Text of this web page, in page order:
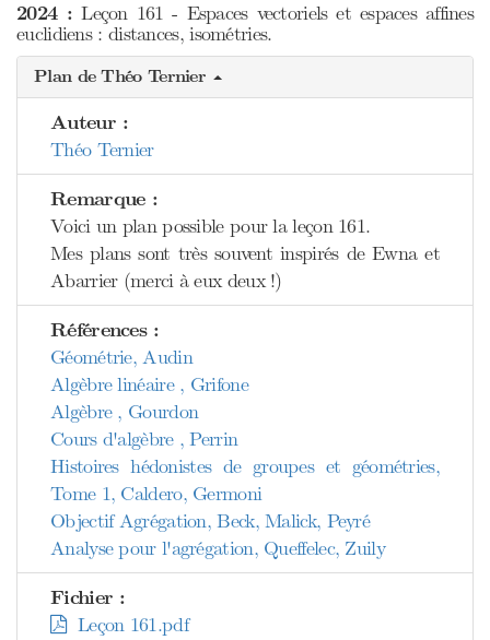
2024 : Leçon 161 - Espaces vectoriels et espaces affines
euclidiens : distances, isométries.
Plan de Théo Ternier
Auteur :
Théo Ternier
Remarque :
Voici un plan possible pour la leçon 161.
Mes plans sont très souvent inspirés de Ewna et
Abarrier (merci à eux deux !)
Références :
Géométrie, Audin
Algèbre linéaire , Grifone
Algèbre , Gourdon
Cours d'algèbre , Perrin
Histoires hédonistes de groupes et géométries,
Tome 1, Caldero, Germoni
Objectif Agrégation, Beck, Malick, Peyré
Analyse pour l'agrégation, Queffelec, Zuily
Fichier :
Leçon 161.pdf